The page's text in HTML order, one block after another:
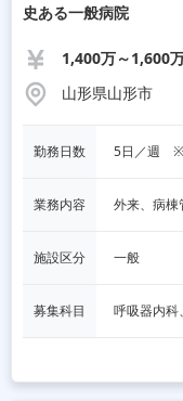
史ある一般病院
1,400万～1,600
山形県山形市
勤務日数 5日／週　
業務内容 外来、病棟
施設区分 一般
募集科目